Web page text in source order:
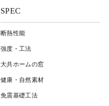
SPEC
断熱性能
強度・工法
大共ホームの窓
健康・自然素材
免震基礎工法